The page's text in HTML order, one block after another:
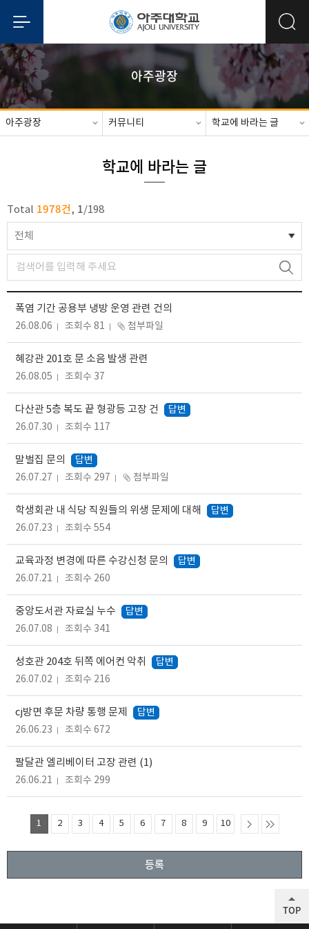
아주광장
아주광장 커뮤니티 학교에 바라는 글
학교에 바라는 글
Total 1978건, 1/198
전체
폭염 기간 공용부 냉방 운영 관련 건의
26.08.06 조회수 81 첨부파일
혜강관 201호 문 소음 발생 관련
26.08.05 조회수 37
다산관 5층 복도 끝 형광등 고장 건
답변
26.07.30
조회수 117
말벌집 문의
답변
26.07.27
조회수 297 첨부파일
학생회관 내 식당 직원들의 위생 문제에 대해
답변
26.07.23
조회수 554
교육과정 변경에 따른 수강신청 문의
답변
26.07.21
조회수 260
중앙도서관 자료실 누수
답변
26.07.08
조회수 341
성호관 204호 뒤쪽 에어컨 악취
답변
26.07.02
조회수 216
cj방면 후문 차량 통행 문제
답변
26.06.23
조회수 672
팔달관 엘리베이터 고장 관련 (1)
26.06.21 조회수 299
1 2 3 4 5 6 7 8 9 10
등록
TOP